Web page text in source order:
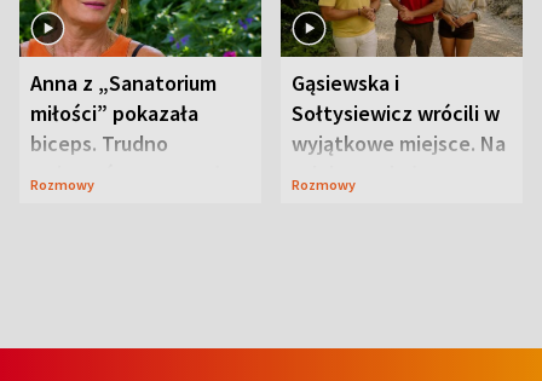
Anna z „Sanatorium
miłości” pokazała
biceps. Trudno
uwierzyć, co przeszła
Rozmowy
Gąsiewska i
Sołtysiewicz wrócili w
wyjątkowe miejsce. Na
szlaku czekał
Rozmowy